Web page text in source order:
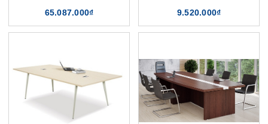
65.087.000₫ 9.520.000₫